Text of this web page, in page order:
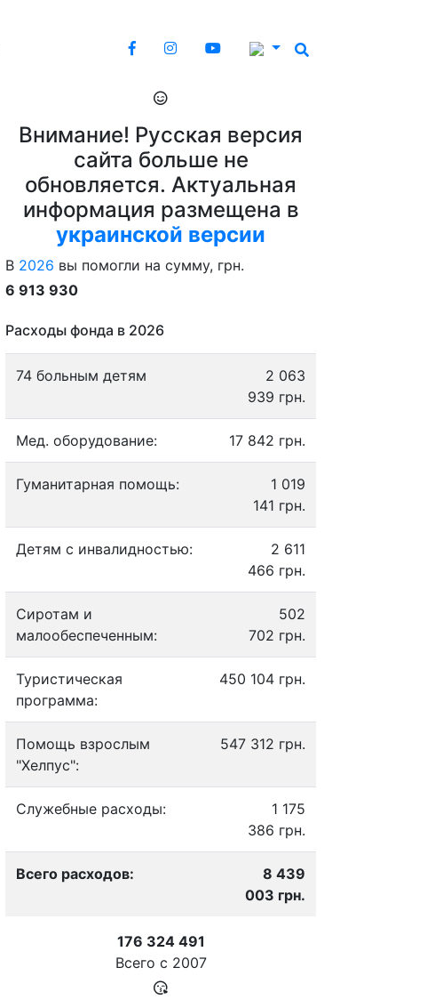
Внимание! Русская версия
сайта больше не
обновляется. Актуальная
информация размещена в
украинской версии
В 2026 вы помогли на сумму, грн.
6 913 930
Расходы фонда в 2026
74 больным детям
2 063
939 грн.
Мед. оборудование: 17 842 грн.
Гуманитарная помощь:
1 019
141 грн.
Детям с инвалидностью:
2 611
466 грн.
Сиротам и
малообеспеченным:
502
702 грн.
Туристическая
программа:
450 104 грн.
Помощь взрослым
"Хелпус":
547 312 грн.
Служебные расходы:
1 175
386 грн.
Всего расходов:
8 439
003 грн.
176 324 491
Всего с 2007